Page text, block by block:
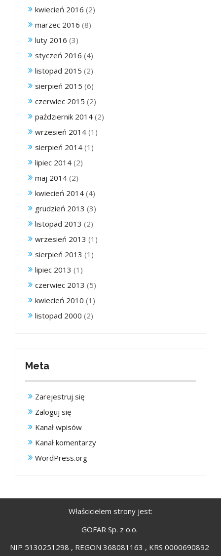
kwiecień 2016 (2)
marzec 2016 (8)
luty 2016 (3)
styczeń 2016 (4)
listopad 2015 (2)
sierpień 2015 (6)
czerwiec 2015 (2)
październik 2014 (2)
wrzesień 2014 (1)
sierpień 2014 (1)
lipiec 2014 (2)
maj 2014 (2)
kwiecień 2014 (4)
grudzień 2013 (3)
listopad 2013 (2)
wrzesień 2013 (1)
sierpień 2013 (1)
lipiec 2013 (1)
czerwiec 2013 (5)
kwiecień 2010 (1)
listopad 2000 (2)
Meta
Zarejestruj się
Zaloguj się
Kanał wpisów
Kanał komentarzy
WordPress.org
Właścicielem strony jest:
GOFAR Sp. z o.o.
NIP 5130251298 , REGON 368081163 , KRS 0000690892